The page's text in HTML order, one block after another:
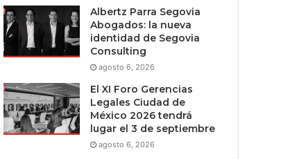
Albertz Parra Segovia
Abogados: la nueva
identidad de Segovia
Consulting
agosto 6, 2026
El XI Foro Gerencias
Legales Ciudad de
México 2026 tendrá
lugar el 3 de septiembre
agosto 6, 2026